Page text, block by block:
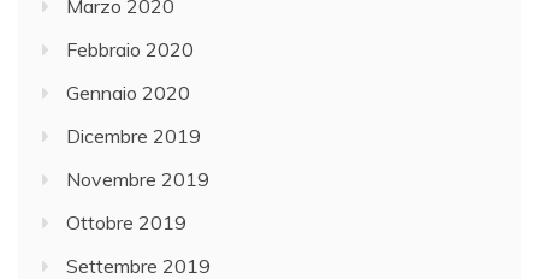
Marzo 2020
Febbraio 2020
Gennaio 2020
Dicembre 2019
Novembre 2019
Ottobre 2019
Settembre 2019